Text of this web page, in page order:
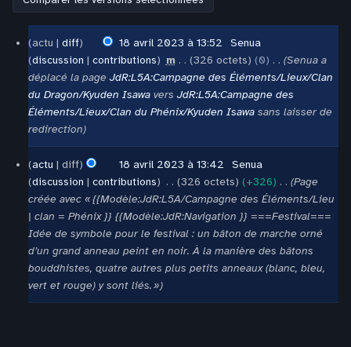
avril
2023
actu diff 18 avril 2023 à 13:52
Senua
discussion
contributions m 326 octets 0
Senua a
déplacé la page JdR:L5A:Campagne des Éléments/Lieux/Clan
du Dragon/Kyuden Isawa vers JdR:L5A:Campagne des
Éléments/Lieux/Clan du Phénix/Kyuden Isawa sans laisser de
redirection
actu diff 18 avril 2023 à 13:42
Senua
discussion
contributions 326 octets +326
Page
créée avec « {{Modèle:JdR:L5A/Campagne des Éléments/Lieu
| clan = Phénix }} {{Modèle:JdR:Navigation }} ===Festival===
Idée de symbole pour le festival : un bâton de marche orné
d’un grand anneau peint en noir. À la manière des bâtons
bouddhistes, quatre autres plus petits anneaux (blanc, bleu,
vert et rouge) y sont liés. »